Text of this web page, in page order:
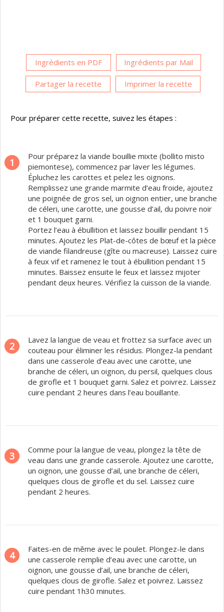
Ingrédients en PDF Ingrédients par Mail
Partager la recette Imprimer la recette
Pour préparer cette recette, suivez les étapes :
1
Pour préparez la viande bouillie mixte (bollito misto
piemontese), commencez par laver les légumes.
Épluchez les carottes et pelez les oignons.
Remplissez une grande marmite d’eau froide, ajoutez
une poignée de gros sel, un oignon entier, une branche
de céleri, une carotte, une gousse d’ail, du poivre noir
et 1 bouquet garni.
Portez l’eau à ébullition et laissez bouillir pendant 15
minutes. Ajoutez les Plat-de-côtes de bœuf et la pièce
de viande filandreuse (gîte ou macreuse). Laissez cuire
à feux vif et ramenez le tout à ébullition pendant 15
minutes. Baissez ensuite le feux et laissez mijoter
pendant deux heures. Vérifiez la cuisson de la viande.
2
Lavez la langue de veau et frottez sa surface avec un
couteau pour éliminer les résidus. Plongez-la pendant
dans une casserole d’eau avec une carotte, une
branche de céleri, un oignon, du persil, quelques clous
de girofle et 1 bouquet garni. Salez et poivrez. Laissez
cuire pendant 2 heures dans l’eau bouillante.
3
Comme pour la langue de veau, plongez la tête de
veau dans une grande casserole. Ajoutez une carotte,
un oignon, une gousse d’ail, une branche de céleri,
quelques clous de girofle et du sel. Laissez cuire
pendant 2 heures.
4
Faites-en de même avec le poulet. Plongez-le dans
une casserole remplie d’eau avec une carotte, un
oignon, une gousse d’ail, une branche de céleri,
quelques clous de girofle. Salez et poivrez. Laissez
cuire pendant 1h30 minutes.